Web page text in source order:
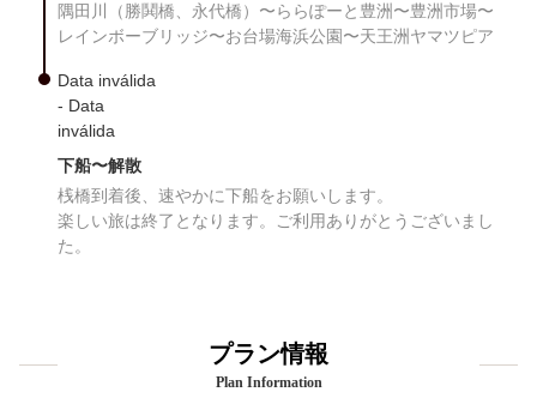
隅田川（勝鬨橋、永代橋）〜ららぽーと豊洲〜豊洲市場〜
レインボーブリッジ〜お台場海浜公園〜天王洲ヤマツピア
Data inválida
- Data
inválida
下船〜解散
桟橋到着後、速やかに下船をお願いします。
楽しい旅は終了となります。ご利用ありがとうございまし
た。
プラン情報
Plan Information